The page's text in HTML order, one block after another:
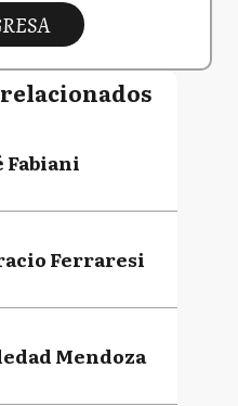
Fabiani
Ferraresi
Mendoza